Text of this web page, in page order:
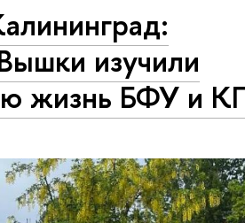
изучили
жизнь БФУ и